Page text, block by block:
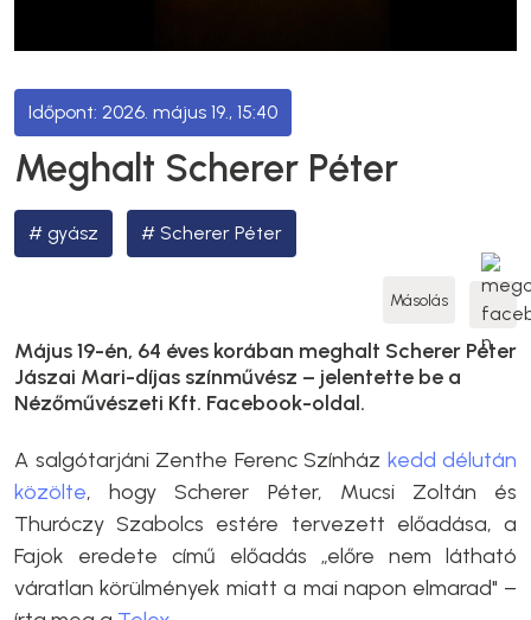
2026. május 19., 15:40
Meghalt Scherer Péter
gyász Scherer Péter
Másolás
Május 19-én, 64 éves korában meghalt Scherer Péter
Jászai Mari-díjas színművész – jelentette be a
Nézőművészeti Kft. Facebook-oldal.
A salgótarjáni Zenthe Ferenc Színház kedd délután
közölte, hogy Scherer Péter, Mucsi Zoltán és
Thuróczy Szabolcs estére tervezett előadása, a
Fajok eredete című előadás „előre nem látható
váratlan körülmények miatt a mai napon elmarad" –